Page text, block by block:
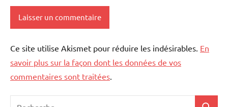
Ce site utilise Akismet pour réduire les indésirables. En
savoir plus sur la façon dont les données de vos
commentaires sont traitées